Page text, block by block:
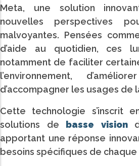
Meta, une solution
nouvelles perspectives
malvoyantes. Pensées
d’aide au quotidien, ces
notamment de faciliter
l’environnement,
d’accompagner les usages de
Cette technologie s’inscrit
solutions de
basse vision
apportant une réponse
besoins spécifiques de